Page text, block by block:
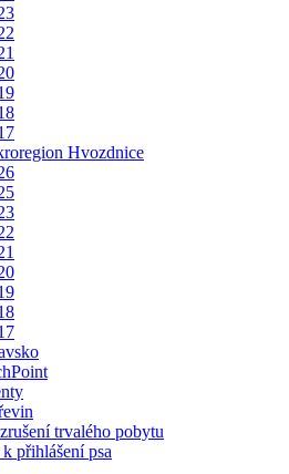
Hvozdnice
trvalého pobytu
přihlášení psa